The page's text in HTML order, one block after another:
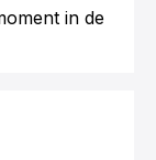
in de